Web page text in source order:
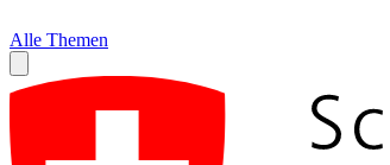
Alle Themen